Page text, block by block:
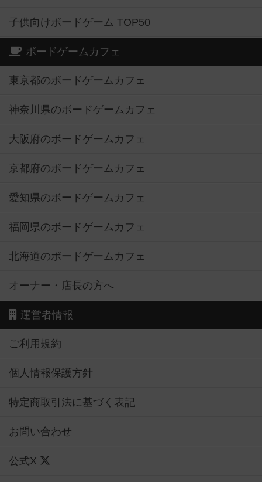
子供向けボードゲーム TOP50
ボードゲームカフェ
東京都のボードゲームカフェ
神奈川県のボードゲームカフェ
大阪府のボードゲームカフェ
京都府のボードゲームカフェ
愛知県のボードゲームカフェ
福岡県のボードゲームカフェ
北海道のボードゲームカフェ
オーナー・店長の方へ
運営者情報
ご利用規約
個人情報保護方針
特定商取引法に基づく表記
お問い合わせ
公式X